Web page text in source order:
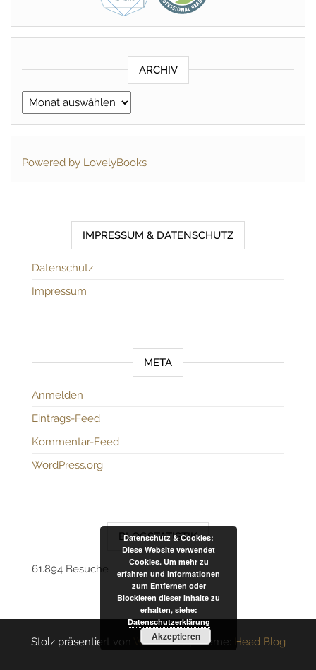
ARCHIV
Archiv
Powered by LovelyBooks
IMPRESSUM & DATENSCHUTZ
Datenschutz
Impressum
META
Anmelden
Eintrags-Feed
Kommentar-Feed
WordPress.org
BLOGSTATISTIK
61.894 Besuche
Stolz präsentiert von WordPress |Theme: Head Blog
Datenschutz & Cookies:
Diese Website verwendet
Cookies. Um mehr zu
erfahren und Informationen
zum Entfernen oder
Blockieren dieser Inhalte zu
erhalten, siehe:
Datenschutzerklärung
Akzeptieren